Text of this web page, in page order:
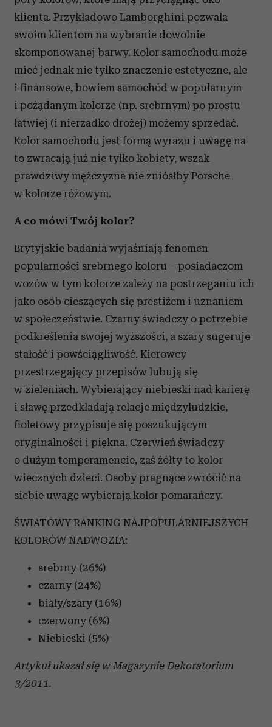
klienta. Przykładowo Lamborghini pozwala
swoim klientom na wybranie dowolnie
skomponowanej barwy. Kolor samochodu może
mieć jednak nie tylko znaczenie estetyczne, ale
i finansowe, bowiem samochód w popularnym
i pożądanym kolorze (np. srebrnym) po prostu
łatwiej (i nierzadko drożej) możemy sprzedać.
Kolor samochodu jest formą wyrazu i uwagę na
to zwracają już nie tylko kobiety, wszak
prawdziwy mężczyzna nie zniósłby Porsche
w kolorze różowym.
A co mówi Twój kolor?
Brytyjskie badania wyjaśniają fenomen
popularności srebrnego koloru – posiadaczom
wozów w tym kolorze zależy na postrzeganiu ich
jako osób cieszących się prestiżem i uznaniem
w społeczeństwie. Czarny świadczy o potrzebie
podkreślenia swojej wyższości, a szary sugeruje
stałość i powściągliwość. Kierowcy
przestrzegający przepisów lubują się
w zieleniach. Wybierający niebieski nad karierę
i sławę przedkładają relacje międzyludzkie,
fioletowy przypisuje się poszukującym
oryginalności i piękna. Czerwień świadczy
o dużym temperamencie, zaś żółty to kolor
wiecznych dzieci. Osoby pragnące zwrócić na
siebie uwagę wybierają kolor pomarańczy.
ŚWIATOWY RANKING NAJPOPULARNIEJSZYCH
KOLORÓW NADWOZIA:
srebrny (26%)
czarny (24%)
biały/szary (16%)
czerwony (6%)
Niebieski (5%)
Artykuł ukazał się w Magazynie Dekoratorium
3/2011.